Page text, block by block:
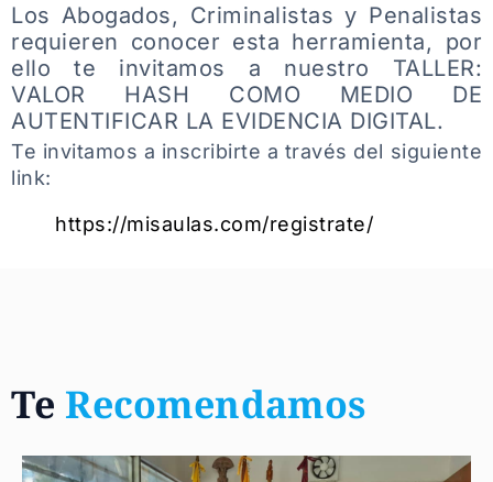
Los Abogados, Criminalistas y Penalistas
requieren conocer esta herramienta, por
ello te invitamos a nuestro TALLER:
VALOR HASH COMO MEDIO DE
AUTENTIFICAR LA EVIDENCIA DIGITAL.
Te invitamos a inscribirte a través del siguiente
link:
https://misaulas.com/registrate/
Te Recomendamos